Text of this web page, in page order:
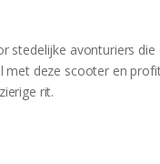
stedelijke avonturiers
met deze scooter en
rit.